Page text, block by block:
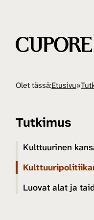
Olet tässä:Etusivu»
Tutkimus
Kulttuurinen
Luovat alat ja